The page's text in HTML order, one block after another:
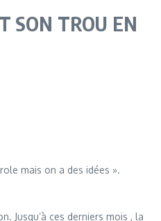
SON TROU EN
mais on a des idées ».
Jusqu’à ces derniers mois , la